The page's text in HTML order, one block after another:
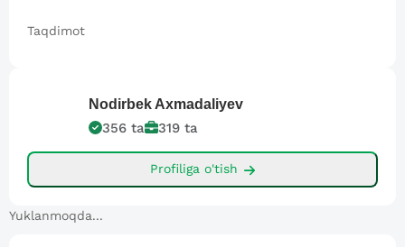
Taqdimot
Nodirbek Axmadaliyev
356 ta 319 ta
Profiliga o'tish
Yuklanmoqda...